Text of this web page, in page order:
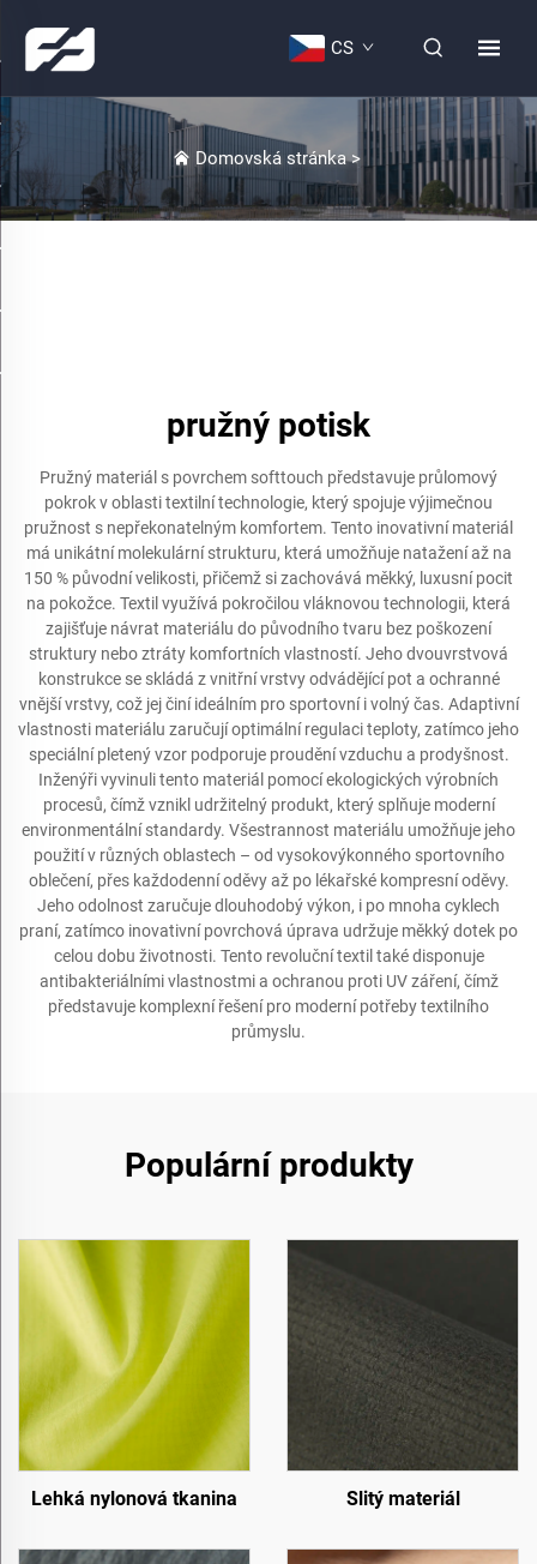
CS
Domovská stránka>
pružný potisk
Pružný materiál s povrchem softtouch představuje průlomový
pokrok v oblasti textilní technologie, který spojuje výjimečnou
pružnost s nepřekonatelným komfortem. Tento inovativní materiál
má unikátní molekulární strukturu, která umožňuje natažení až na
150 % původní velikosti, přičemž si zachovává měkký, luxusní pocit
na pokožce. Textil využívá pokročilou vláknovou technologii, která
zajišťuje návrat materiálu do původního tvaru bez poškození
struktury nebo ztráty komfortních vlastností. Jeho dvouvrstvová
konstrukce se skládá z vnitřní vrstvy odvádějící pot a ochranné
vnější vrstvy, což jej činí ideálním pro sportovní i volný čas. Adaptivní
vlastnosti materiálu zaručují optimální regulaci teploty, zatímco jeho
speciální pletený vzor podporuje proudění vzduchu a prodyšnost.
Inženýři vyvinuli tento materiál pomocí ekologických výrobních
procesů, čímž vznikl udržitelný produkt, který splňuje moderní
environmentální standardy. Všestrannost materiálu umožňuje jeho
použití v různých oblastech – od vysokovýkonného sportovního
oblečení, přes každodenní oděvy až po lékařské kompresní oděvy.
Jeho odolnost zaručuje dlouhodobý výkon, i po mnoha cyklech
praní, zatímco inovativní povrchová úprava udržuje měkký dotek po
celou dobu životnosti. Tento revoluční textil také disponuje
antibakteriálními vlastnostmi a ochranou proti UV záření, čímž
představuje komplexní řešení pro moderní potřeby textilního
průmyslu.
Populární produkty
Lehká nylonová tkanina Slitý materiál